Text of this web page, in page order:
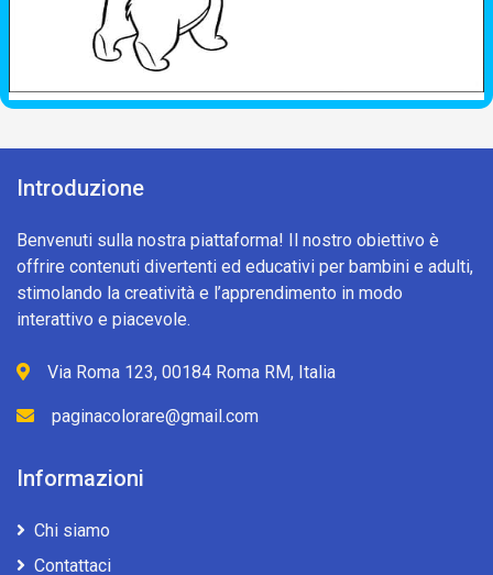
Introduzione
Benvenuti sulla nostra piattaforma! Il nostro obiettivo è
offrire contenuti divertenti ed educativi per bambini e adulti,
stimolando la creatività e l’apprendimento in modo
interattivo e piacevole.
Via Roma 123, 00184 Roma RM, Italia
paginacolorare@gmail.com
Informazioni
Chi siamo
Contattaci